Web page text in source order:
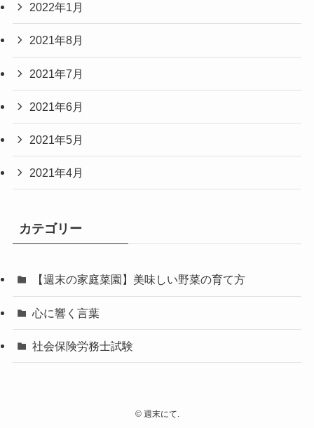
2022年1月
2021年8月
2021年7月
2021年6月
2021年5月
2021年4月
カテゴリー
【週末の家庭菜園】美味しい野菜の育て方
心に響く言葉
社会保険労務士試験
©週末にて.